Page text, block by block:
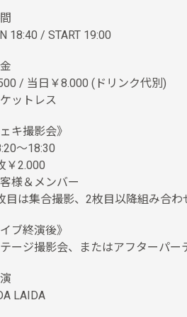
18:40 / START 19:00
/ 当日￥8.000 (ドリンク代別)
ットレス
ェキ撮影会》
～18:30
￥2.000
客様＆メンバー
目は集合撮影、2枚目以降組み合わ
イブ終演後》
テージ撮影会、またはアフターパー
LAIDA